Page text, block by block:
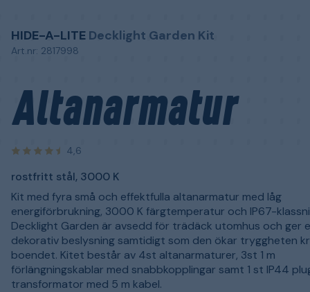
HIDE-A-LITE Decklight Garden Kit
Art.nr: 2817998
Altanarmatur
4,6
rostfritt stål, 3000 K
Kit med fyra små och effektfulla altanarmatur med låg
energiförbrukning, 3000 K färgtemperatur och IP67-
Decklight Garden är avsedd för trädäck utomhus och ger
dekorativ beslysning samtidigt som den ökar tryggheten
boendet. Kitet består av 4st altanarmaturer, 3st 1 m
förlängningskablar med snabbkopplingar samt 1 st IP44
transformator med 5 m kabel.